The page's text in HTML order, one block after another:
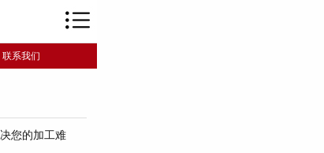
联系我们
您的加工难